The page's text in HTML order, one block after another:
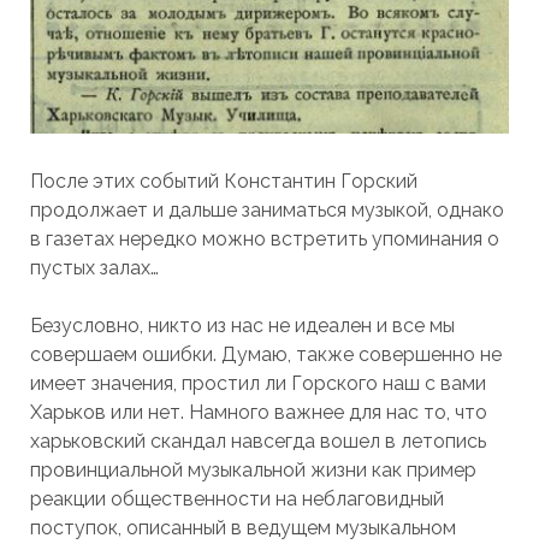
После этих событий Константин Горский
продолжает и дальше заниматься музыкой, однако
в газетах нередко можно встретить упоминания о
пустых залах…
Безусловно, никто из нас не идеален и все мы
совершаем ошибки. Думаю, также совершенно не
имеет значения, простил ли Горского наш с вами
Харьков или нет. Намного важнее для нас то, что
харьковский скандал навсегда вошел в летопись
провинциальной музыкальной жизни как пример
реакции общественности на неблаговидный
поступок, описанный в ведущем музыкальном